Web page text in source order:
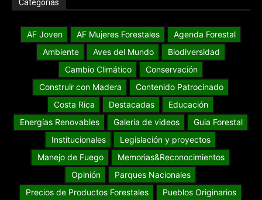
Categorías
AF Joven AF Mujeres Forestales
Agenda Forestal
Ambiente
Aves del Mundo
Biodiversidad
Cambio Climático
Conservación
Construir con Madera
Contenido Patrocinado
Costa Rica
Destacadas
Educación
Energías Renovables
Galería de videos
Guia Forestal
Institucionales
Legislación y proyectos
Manejo de Fuego
Memorias&Reconocimientos
Opinión
Parques Nacionales
Precios de Productos Forestales
Pueblos Originarios